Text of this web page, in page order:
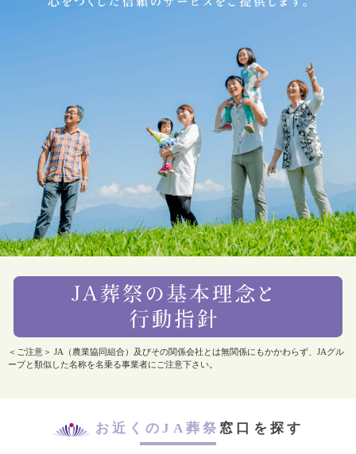
＜ご注意＞ JA（農業協同組合）及びその関係会社とは無関係にもかかわらず、JAグル
ープと類似した名称を名乗る事業者にご注意下さい。
お近くのJA葬祭 窓口を探す